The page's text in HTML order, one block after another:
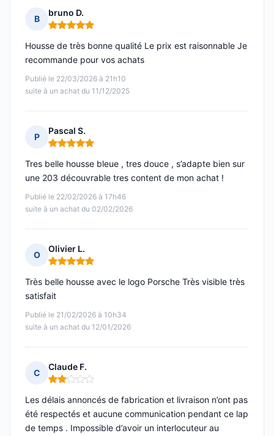
B
bruno D.
Note : 5 sur 5
Publié le 22/03/2026 à 21h10
suite à un achat du 11/12/2025
Housse de très bonne qualité Le prix est raisonnable Je
recommande pour vos achats
P
Pascal S.
Note : 5 sur 5
Publié le 22/02/2026 à 17h46
suite à un achat du 02/02/2026
Tres belle housse bleue , tres douce , s’adapte bien sur
une 203 découvrable tres content de mon achat !
O
Olivier L.
Note : 5 sur 5
Publié le 21/02/2026 à 10h34
suite à un achat du 12/01/2026
Très belle housse avec le logo Porsche Très visible très
satisfait
C
Claude F.
Note : 2 sur 5
Les délais annoncés de fabrication et livraison n’ont pas
été respectés et aucune communication pendant ce lap
de temps . Impossible d’avoir un interlocuteur au